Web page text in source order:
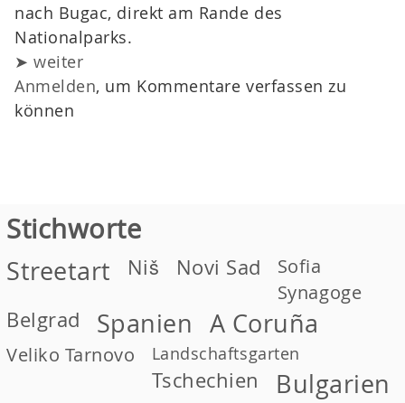
nach Bugac, direkt am Rande des
Nationalparks.
➤ weiter
Anmelden, um Kommentare verfassen zu
können
Stichworte
Streetart Niš Novi Sad
Sofia
Synagoge
Belgrad Spanien A Coruña
Veliko Tarnovo Landschaftsgarten
Tschechien
Bulgarien